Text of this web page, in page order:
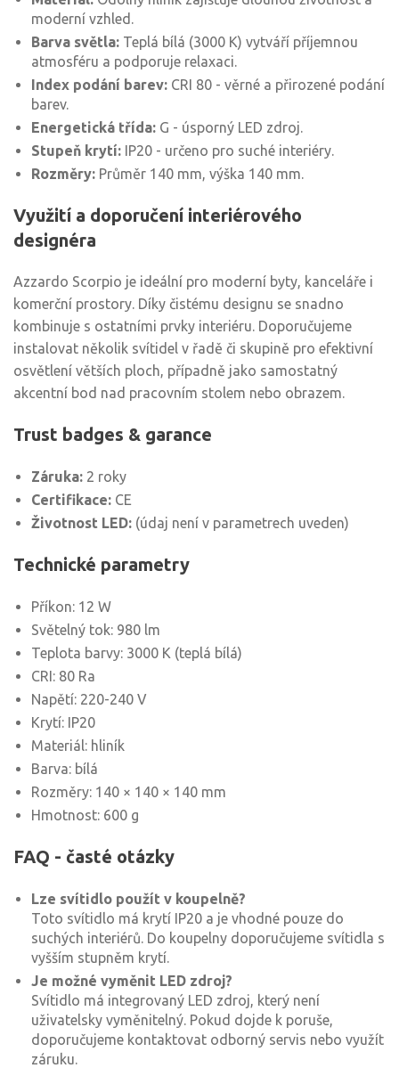
moderní vzhled.
Barva světla: Teplá bílá (3000 K) vytváří příjemnou
atmosféru a podporuje relaxaci.
Index podání barev: CRI 80 - věrné a přirozené podání
barev.
Energetická třída: G - úsporný LED zdroj.
Stupeň krytí: IP20 - určeno pro suché interiéry.
Rozměry: Průměr 140 mm, výška 140 mm.
Využití a doporučení interiérového
designéra
Azzardo Scorpio je ideální pro moderní byty, kanceláře i
komerční prostory. Díky čistému designu se snadno
kombinuje s ostatními prvky interiéru. Doporučujeme
instalovat několik svítidel v řadě či skupině pro efektivní
osvětlení větších ploch, případně jako samostatný
akcentní bod nad pracovním stolem nebo obrazem.
Trust badges & garance
Záruka: 2 roky
Certifikace: CE
Životnost LED: (údaj není v parametrech uveden)
Technické parametry
Příkon: 12 W
Světelný tok: 980 lm
Teplota barvy: 3000 K (teplá bílá)
CRI: 80 Ra
Napětí: 220-240 V
Krytí: IP20
Materiál: hliník
Barva: bílá
Rozměry: 140 × 140 × 140 mm
Hmotnost: 600 g
FAQ - časté otázky
Lze svítidlo použít v koupelně?
Toto svítidlo má krytí IP20 a je vhodné pouze do
suchých interiérů. Do koupelny doporučujeme svítidla s
vyšším stupněm krytí.
Je možné vyměnit LED zdroj?
Svítidlo má integrovaný LED zdroj, který není
uživatelsky vyměnitelný. Pokud dojde k poruše,
doporučujeme kontaktovat odborný servis nebo využít
záruku.